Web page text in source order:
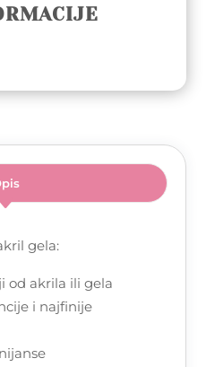
gela:
od akrila ili gela
i najfinije